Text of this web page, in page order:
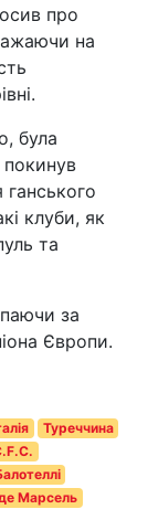
про
на
була
ганського
клуби, як
та
за
Європи.
Туреччина
Марсель